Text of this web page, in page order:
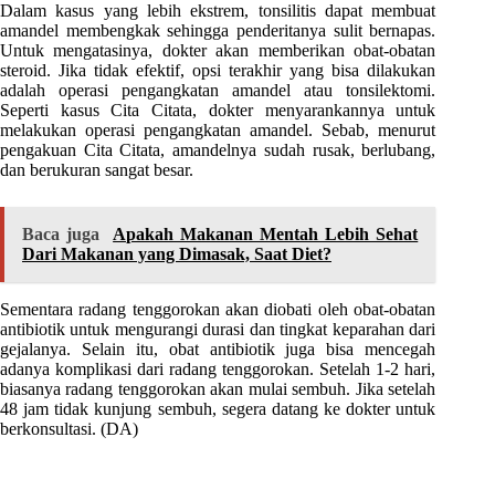
Dalam kasus yang lebih ekstrem, tonsilitis dapat membuat
amandel membengkak sehingga penderitanya sulit bernapas.
Untuk mengatasinya, dokter akan memberikan obat-obatan
steroid. Jika tidak efektif, opsi terakhir yang bisa dilakukan
adalah operasi pengangkatan amandel atau tonsilektomi.
Seperti kasus Cita Citata, dokter menyarankannya untuk
melakukan operasi pengangkatan amandel. Sebab, menurut
pengakuan Cita Citata, amandelnya sudah rusak, berlubang,
dan berukuran sangat besar.
Baca juga
Apakah Makanan Mentah Lebih Sehat
Dari Makanan yang Dimasak, Saat Diet?
Sementara radang tenggorokan akan diobati oleh obat-obatan
antibiotik untuk mengurangi durasi dan tingkat keparahan dari
gejalanya. Selain itu, obat antibiotik juga bisa mencegah
adanya komplikasi dari radang tenggorokan. Setelah 1-2 hari,
biasanya radang tenggorokan akan mulai sembuh. Jika setelah
48 jam tidak kunjung sembuh, segera datang ke dokter untuk
berkonsultasi. (DA)